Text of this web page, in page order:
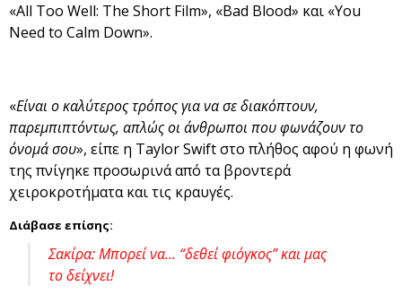
«All Too Well: The Short Film», «Bad Blood» και «You
Need to Calm Down».
«Είναι ο καλύτερος τρόπος για να σε διακόπτουν,
παρεμπιπτόντως, απλώς οι άνθρωποι που φωνάζουν το
όνομά σου», είπε η Taylor Swift στο πλήθος αφού η φωνή
της πνίγηκε προσωρινά από τα βροντερά
χειροκροτήματα και τις κραυγές.
Διάβασε επίσης:
Σακίρα: Μπορεί να… “δεθεί φιόγκος” και μας
το δείχνει!